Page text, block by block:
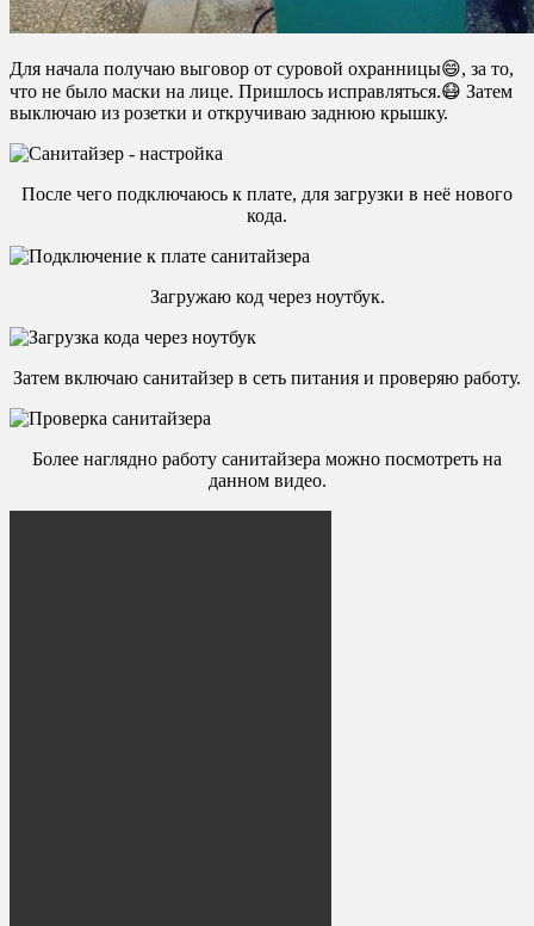
Для начала получаю выговор от суровой охранницы😄, за то,
что не было маски на лице. Пришлось исправляться.😷 Затем
выключаю из розетки и откручиваю заднюю крышку.
После чего подключаюсь к плате, для загрузки в неё нового
кода.
Загружаю код через ноутбук.
Затем включаю санитайзер в сеть питания и проверяю работу.
Более наглядно работу санитайзера можно посмотреть на
данном видео.